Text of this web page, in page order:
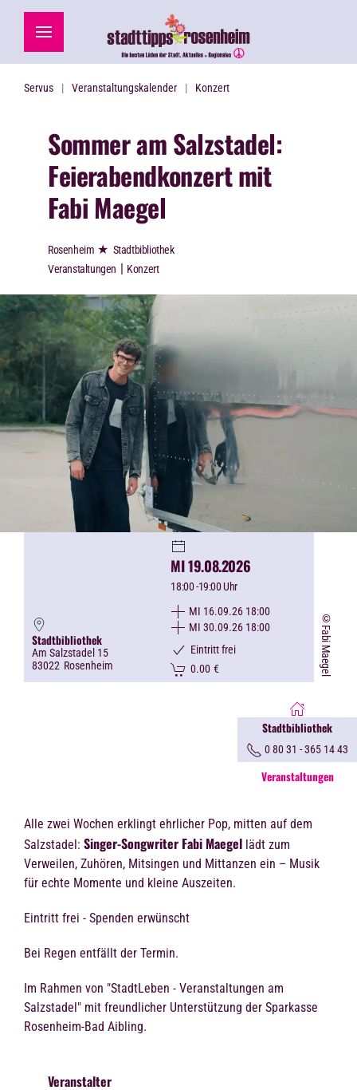
Zum Hauptinhalt springen
Servus Veranstaltungskalender Konzert
Sommer am Salzstadel:
Feierabendkonzert mit
Fabi Maegel
Rosenheim ★ Stadtbibliothek
Veranstaltungen | Konzert
Stadtbibliothek
Am Salzstadel 15
83022 Rosenheim
MI 19.08.2026
18:00-19:00 Uhr
MI 16.09.26 18:00
MI 30.09.26 18:00
Eintritt frei
0.00 € ©Fabi Maegel
Stadtbibliothek
0 80 31 - 365 14 43
Veranstaltungen
Alle zwei Wochen erklingt ehrlicher Pop, mitten auf dem
Salzstadel: Singer-Songwriter Fabi Maegel lädt zum
Verweilen, Zuhören, Mitsingen und Mittanzen ein – Musik
für echte Momente und kleine Auszeiten.
Eintritt frei - Spenden erwünscht
Bei Regen entfällt der Termin.
Im Rahmen von "StadtLeben - Veranstaltungen am
Salzstadel" mit freundlicher Unterstützung der Sparkasse
Rosenheim-Bad Aibling.
Veranstalter